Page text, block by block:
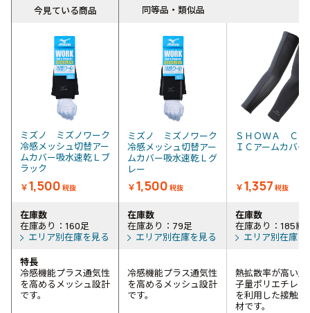
今見ている商品 同等品・類似品
ミズノ ミズノワーク
冷感メッシュ切替アー
ムカバー吸水速乾Ｌブ
ラック
￥1,500 税抜
ミズノ ミズノワーク
冷感メッシュ切替アー
ムカバー吸水速乾Ｌグ
レー
￥1,500 税抜
ＳＨＯＷＡ ＣＯ
ＩＣアームカバ
￥1,357 税抜
在庫数
在庫あり：160足
エリア別在庫を見る
在庫数
在庫あり：79足
エリア別在庫を見る
在庫数
在庫あり：185組
エリア別在庫を
特長
冷感機能プラス通気性
を高めるメッシュ設計
です。
冷感機能プラス通気性
を高めるメッシュ設計
です。
熱拡散率が高い超
子量ポリエチレン
を利用した接触冷
材です。